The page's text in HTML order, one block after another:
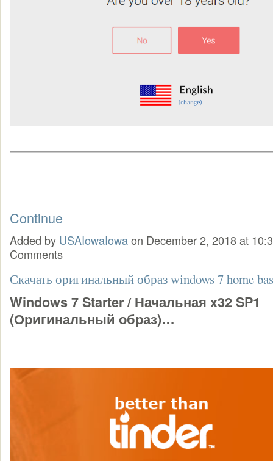
Continue
Added by USAIowaIowaon December 2, 2018 at
Comments
Скачать оригинальный образ windows 7 home
Windows 7 Starter / Начальная x32 SP1
(Оригинальный образ)…